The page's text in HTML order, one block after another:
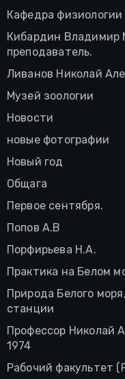
Кафедра
Кибардин Владимир
преподаватель.
Ливанов Николай
Музей зоологии
Новости
новые фотографии
Новый год
Общага
Первое сентября.
Попов А.В
Порфирьева Н.А.
Практика на Белом
Природа Белого
станции
Профессор Николай
1974
Рабочий факультет